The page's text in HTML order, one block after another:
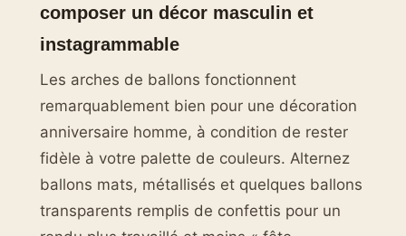
composer un décor masculin et
instagrammable
Les arches de ballons fonctionnent
remarquablement bien pour une décoration
anniversaire homme, à condition de rester
fidèle à votre palette de couleurs. Alternez
ballons mats, métallisés et quelques ballons
transparents remplis de confettis pour un